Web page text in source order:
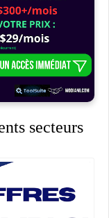
secteurs